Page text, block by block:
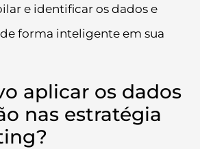
e identificar os dados e
forma inteligente em sua
aplicar os dados
nas estratégia